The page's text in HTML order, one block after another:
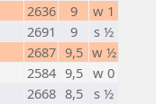
2636 9
w 1
2691 9
s ½
2687 9,5 w ½
2584 9,5 w 0
2668 8,5
s ½